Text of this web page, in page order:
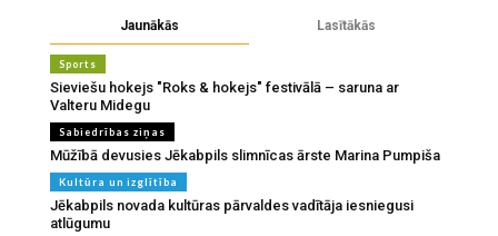
Jaunākās Lasītākās
Sports
Sieviešu hokejs "Roks & hokejs" festivālā – saruna ar
Valteru Midegu
Sabiedrības ziņas
Mūžībā devusies Jēkabpils slimnīcas ārste Marina Pumpiša
Kultūra un izglītība
Jēkabpils novada kultūras pārvaldes vadītāja iesniegusi
atlūgumu